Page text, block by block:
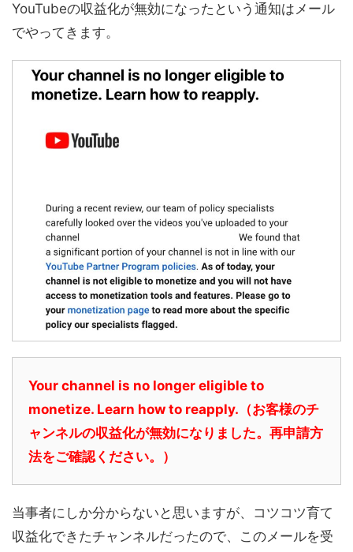
YouTubeの収益化が無効になったという通知はメール
でやってきます。
Your channel is no longer eligible to
monetize. Learn how to reapply.（お客様のチ
ャンネルの収益化が無効になりました。再申請方
法をご確認ください。）
当事者にしか分からないと思いますが、コツコツ育て
収益化できたチャンネルだったので、このメールを受